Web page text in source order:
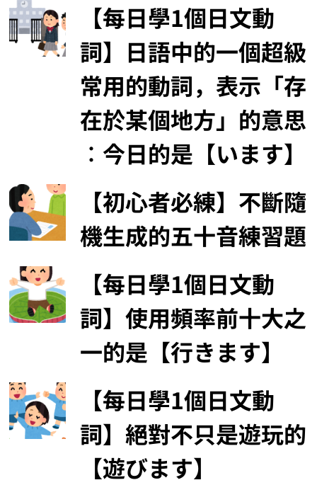
【每日學1個日文動
詞】日語中的一個超級
常用的動詞，表示「存
在於某個地方」的意思
︰今日的是【います】
【初心者必練】不斷隨
機生成的五十音練習題
【每日學1個日文動
詞】使用頻率前十大之
一的是【行きます】
【每日學1個日文動
詞】絕對不只是遊玩的
【遊びます】